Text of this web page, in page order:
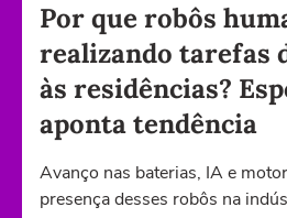
Por que robôs
realizando tarefas
às residências?
aponta tendência
Avanço nas baterias, IA e
presença desses robôs na